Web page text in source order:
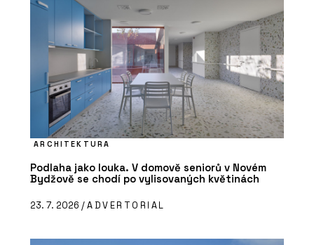
ARCHITEKTURA
Podlaha jako louka. V domově seniorů v Novém
Bydžově se chodí po vylisovaných květinách
23. 7. 2026 /ADVERTORIAL